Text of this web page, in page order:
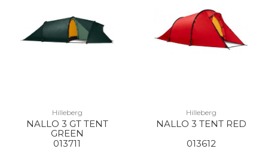
Hilleberg
NALLO 3 GT TENT
GREEN
013711
Hilleberg
NALLO 3 TENT RED
013612